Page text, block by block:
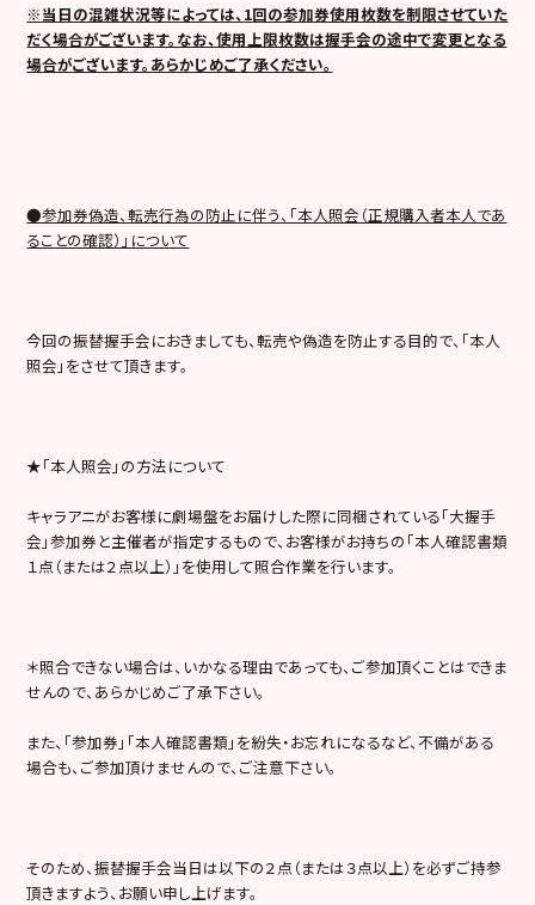
※当日の混雑状況等によっては、 1回の参加券使用枚数を制限させていた
だく場合がございます。なお、使用上限枚数は握手会の途中で変更となる
場合がございます。あらかじめご了承ください。
●参加券偽造、転売行為の防止に伴う、「本人照会（正規購入者本人であ
ることの確認）」について
今回の振替握手会におきましても、転売や偽造を防止する目的で、「本人
照会」をさせて頂きます。
★「本人照会」の方法について
キャラアニがお客様に劇場盤をお届けした際に同梱されている「大握手
会」参加券と主催者が指定するもので、お客様がお持ちの「本人確認書類
１点（または２点以上）」を使用して照合作業を行います。
＊照合できない場合は、いかなる理由であっても、ご参加頂くことはできま
せんので、あらかじめご了承下さい。
また、「参加券」「本人確認書類」を紛失・お忘れになるなど、不備がある
場合も、ご参加頂けませんので、ご注意下さい。
そのため、振替握手会当日は以下の２点（または３点以上）を必ずご持参
頂きますよう、お願い申し上げます。